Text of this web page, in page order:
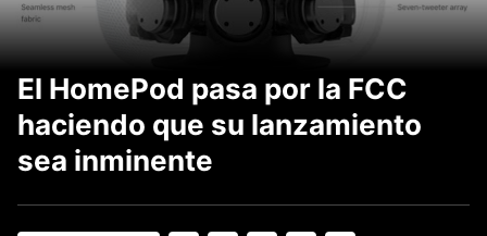
El HomePod pasa por la FCC
haciendo que su lanzamiento
sea inminente